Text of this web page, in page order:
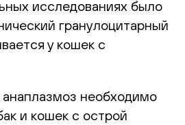
исследованиях было
гранулоцитарный
у кошек с
необходимо
и кошек с острой